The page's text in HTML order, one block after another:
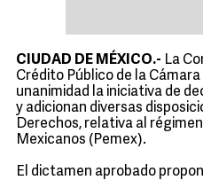
CIUDAD DE MÉXICO.- La
Crédito Público de la
unanimidad la iniciativa de
y adicionan diversas
Derechos, relativa al
Mexicanos (Pemex).
El dictamen aprobado